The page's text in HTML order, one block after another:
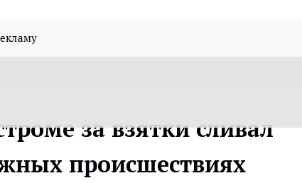
за взятки сливал
происшествиях